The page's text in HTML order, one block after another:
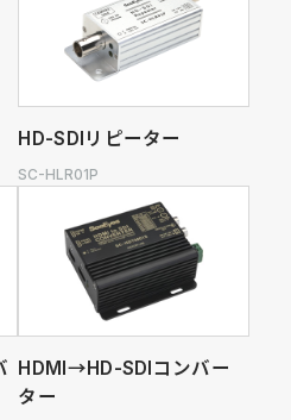
HD-SDIリピーター
SC-HLR01P
HDMI→HD-SDIコンバー
ター